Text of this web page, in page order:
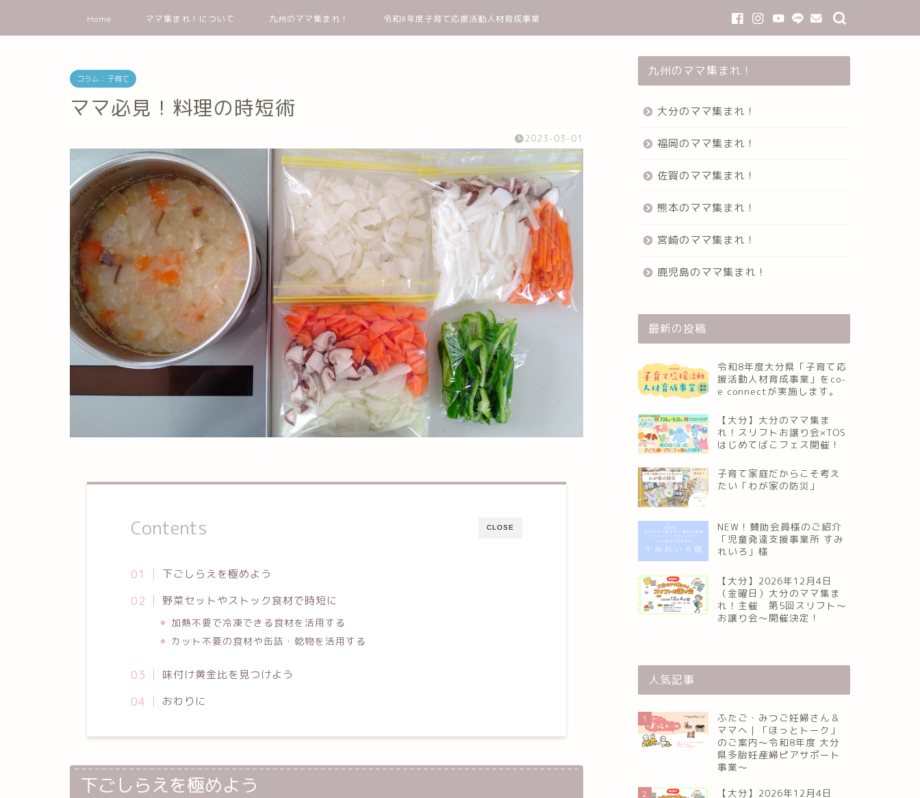
Home ママ集まれ！について 九州のママ集まれ！ 令和8年度子育て応援活動人材育成事業
コラム：子育て
ママ必見！料理の時短術
2023-03-01
CLOSE
Contents
下ごしらえを極めよう
野菜セットやストック食材で時短に
加熱不要で冷凍できる食材を活用する
カット不要の食材や缶詰・乾物を活用する
味付け黄金比を見つけよう
おわりに
下ごしらえを極めよう
九州のママ集まれ！
大分のママ集まれ！
福岡のママ集まれ！
佐賀のママ集まれ！
熊本のママ集まれ！
宮崎のママ集まれ！
鹿児島のママ集まれ！
最新の投稿
令和8年度大分県「子育て応
援活動人材育成事業」をco-
e connectが実施します。
【大分】大分のママ集ま
れ！スリフトお譲り会×TOS
はじめてばこフェス開催！
子育て家庭だからこそ考え
たい「わが家の防災」
NEW！賛助会員様のご紹介
「児童発達支援事業所 すみ
れいろ」様
【大分】2026年12月4日
（金曜日）大分のママ集ま
れ！主催 第5回スリフト〜
お譲り会〜開催決定！
人気記事
1
ふたご・みつご妊婦さん＆
ママへ｜「ほっとトーク」
のご案内～令和8年度 大分
県多胎妊産婦ピアサポート
事業～
2
【大分】2026年12月4日